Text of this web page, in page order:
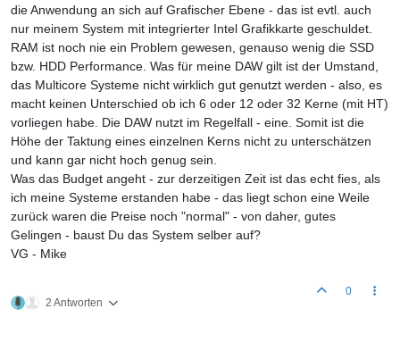
die Anwendung an sich auf Grafischer Ebene - das ist evtl. auch
nur meinem System mit integrierter Intel Grafikkarte geschuldet.
RAM ist noch nie ein Problem gewesen, genauso wenig die SSD
bzw. HDD Performance. Was für meine DAW gilt ist der Umstand,
das Multicore Systeme nicht wirklich gut genutzt werden - also, es
macht keinen Unterschied ob ich 6 oder 12 oder 32 Kerne (mit HT)
vorliegen habe. Die DAW nutzt im Regelfall - eine. Somit ist die
Höhe der Taktung eines einzelnen Kerns nicht zu unterschätzen
und kann gar nicht hoch genug sein.
Was das Budget angeht - zur derzeitigen Zeit ist das echt fies, als
ich meine Systeme erstanden habe - das liegt schon eine Weile
zurück waren die Preise noch "normal" - von daher, gutes
Gelingen - baust Du das System selber auf?
VG - Mike
2 Antworten
0